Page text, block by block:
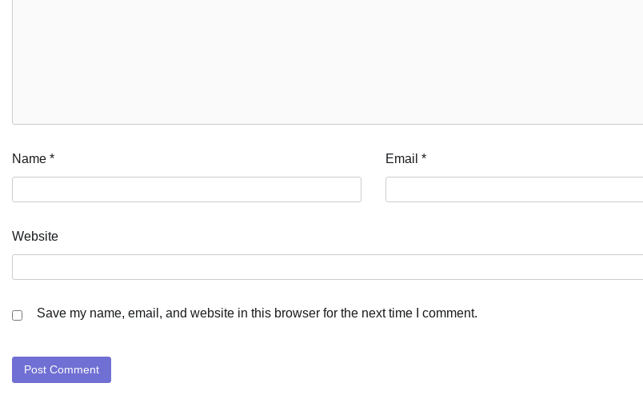
Name * Email *
Website
Save my name, email, and website in this browser for the next time I comment.